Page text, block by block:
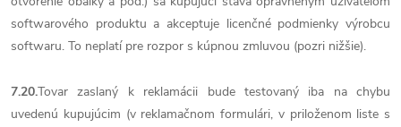
softwarového produktu a akceptuje licenčné podmienky výrobcu
softwaru. To neplatí pre rozpor s kúpnou zmluvou (pozri nižšie).
7.20.Tovar zaslaný k reklamácii bude testovaný iba na chybu
uvedenú kupujúcim (v reklamačnom formulári, v priloženom liste s